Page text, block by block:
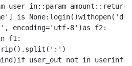
user_in::param
is
encoding='utf-8')as f2:
f1:
user_out not in